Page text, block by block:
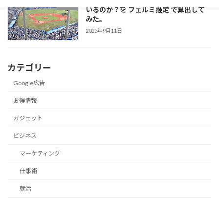
いるのか？を フェルミ推定 で算出して
みた。
2025年9月11日
カテゴリー
Google広告
お得情報
ガジェット
ビジネス
マーケティング
仕事術
就活